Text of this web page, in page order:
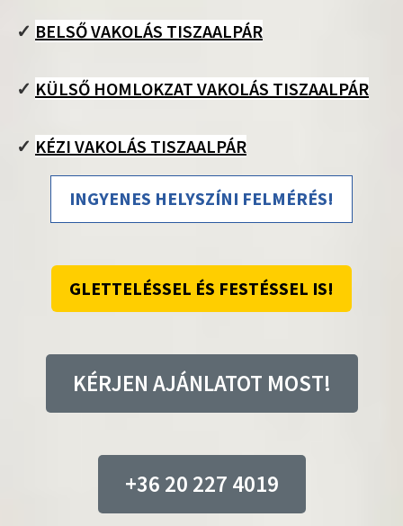
✓ BELSŐ VAKOLÁS TISZAALPÁR
✓ KÜLSŐ HOMLOKZAT VAKOLÁS TISZAALPÁR
✓ KÉZI VAKOLÁS TISZAALPÁR
INGYENES HELYSZÍNI FELMÉRÉS!
GLETTELÉSSEL ÉS FESTÉSSEL IS!
KÉRJEN AJÁNLATOT MOST!
+36 20 227 4019